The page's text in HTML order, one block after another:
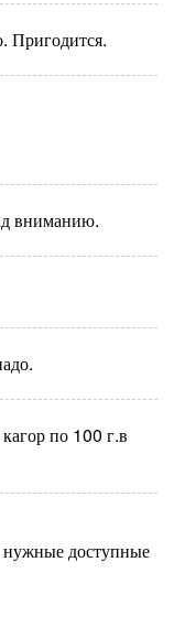
Пригодится.
вниманию.
по 100 г.в
нужные доступные